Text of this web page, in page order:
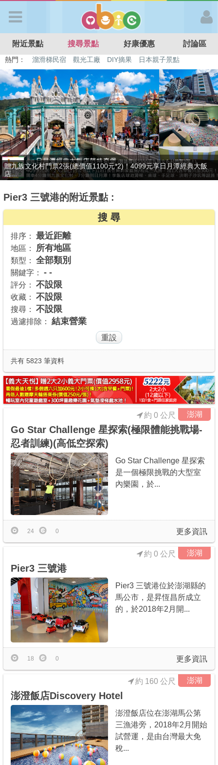
APP登入
首 頁
搜尋景點
好康優惠
最新消息
最新留言
商家合作
推薦景點
討論區
APP下載
附近景點 搜尋景點 好康優惠 討論區
熱門： 溜滑梯民宿 觀光工廠 DIY摘果
日本親子景點
特色遊戲場
親子住房優惠 台北親子餐廳 溫泉泡湯SPA
最後2天，要訂要快！捷絲旅-宜蘭礁溪館3099元起享2大1幼1泊1食住
雙人...
Pier3 三號港的附近景點 :
搜 尋
排序： 最近距離
地區： 所有地區
類型： 全部類別
關鍵字： - -
評分： 不設限
收藏： 不設限
搜尋： 不設限
過濾排除： 結束營業
共有 5823 筆資料
澎湖
Go Star Challenge 星探索(極限體能挑戰場-
忍者訓練)(高低空探索)
約 0 公尺
Go Star Challenge 星探索
是一個極限挑戰的大型室
內樂園，於...
更多資訊
24 0
澎湖
Pier3 三號港
約 0 公尺
Pier3 三號港位於澎湖縣的
馬公市，是昇恆昌所成立
的，於2018年2月開...
更多資訊
18 0
澎湖
澎澄飯店Discovery Hotel
約 160 公尺
澎澄飯店位在澎湖馬公第
三漁港旁，2018年2月開始
試營運，是由台灣最大免
稅...